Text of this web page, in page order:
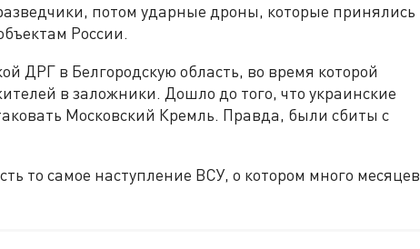
потом ударные дроны, которые принялись
России.
ДРГ в Белгородскую область, во время которой
в заложники. Дошло до того, что украинские
Московский Кремль. Правда, были сбиты с
то самое наступление ВСУ, о котором много месяцев